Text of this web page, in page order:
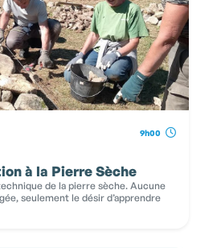
9h00
à la Pierre Sèche
de la pierre sèche. Aucune
seulement le désir d’apprendre